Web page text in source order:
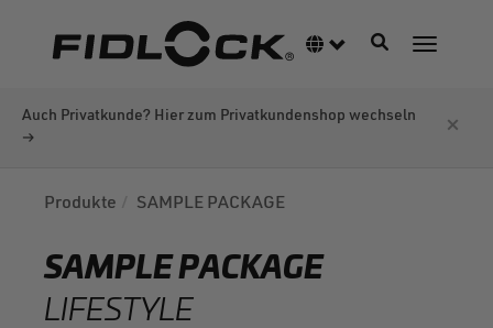
Sprachumschalter
Navigation
Auch Privatkunde? Hier zum Privatkundenshop wechseln
→
×
Produkte SAMPLE PACKAGE
SAMPLE PACKAGE
LIFESTYLE